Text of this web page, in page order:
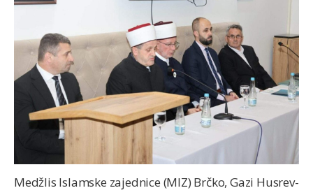
Medžlis Islamske zajednice (MIZ) Brčko, Gazi Husrev-